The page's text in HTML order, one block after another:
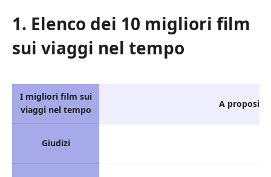
1. Elenco dei 10 migliori film
sui viaggi nel tempo
I migliori film sui
viaggi nel tempo
Giudizi
A